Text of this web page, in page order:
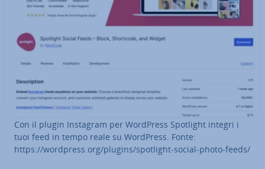
Con il plugin Instagram per WordPress Spotlight integri i
tuoi feed in tempo reale su WordPress. Fonte:
https://wordpress.org/plugins/spotlight-social-photo-feeds/